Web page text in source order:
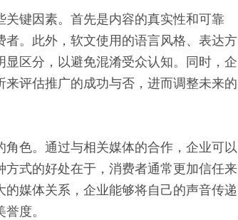
键因素。首先是内容的真实性和可靠
。此外，软文使用的语言风格、表达方
区分，以避免混淆受众认知。同时，企
评估推广的成功与否，进而调整未来的
色。通过与相关媒体的合作，企业可以
式的好处在于，消费者通常更加信任来
媒体关系，企业能够将自己的声音传递
度。